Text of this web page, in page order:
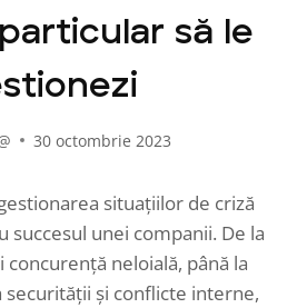
să le
30 octombrie 2023
situațiilor de criză
succesul unei companii. De la
neloială, până la
și conflicte interne,